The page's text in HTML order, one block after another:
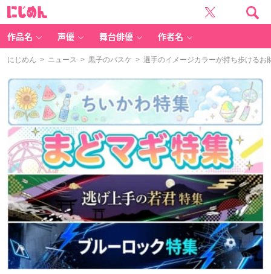
作品名 声優 舞台俳優 作者名
にじめん > ニュース > 黒子のバスケ > 選手のイメージカラーが持ち歩けるお